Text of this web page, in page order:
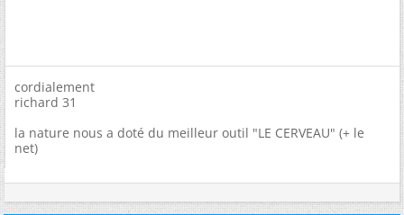
cordialement
richard 31
la nature nous a doté du meilleur outil "LE CERVEAU" (+ le
net)